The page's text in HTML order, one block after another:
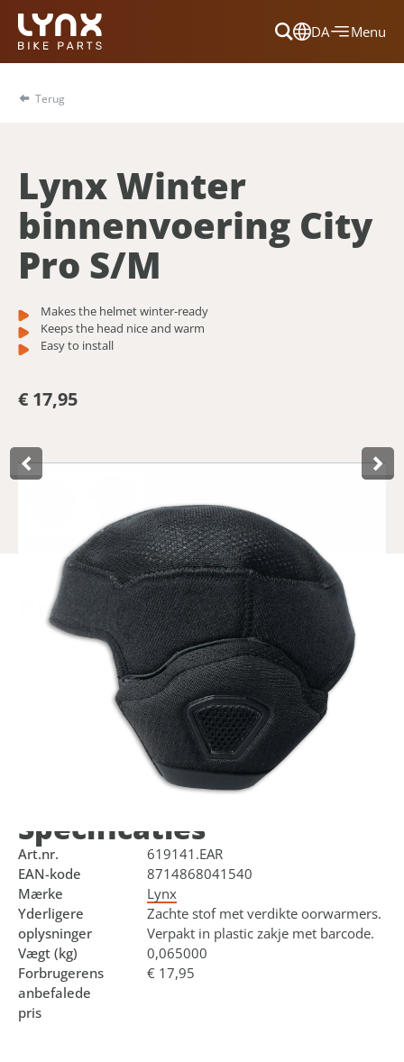
DA
Dansk
Nederlands
Menu
Terug
Lynx Winter
binnenvoering City
Pro S/M
Makes the helmet winter-ready
Keeps the head nice and warm
Easy to install
€ 17,95
Product­omschrijving
This inner liner in size S/M for Lynx's City Pro helmet
makes the helmet winter-ready. The soft fabric makes the
helmet completely windproof on the inside and the
thickened earmuffs protect the ears from cold
temperatures. Installation is easy with the included Velcro
adhesives and rubber strips on the end of the ear muffs.
the existing inner lining must be removed.
Specificaties
Art.nr.
619141.EAR
EAN-kode
8714868041540
Mærke
Lynx
Yderligere
oplysninger
Zachte stof met verdikte oorwarmers.
Verpakt in plastic zakje met barcode.
Vægt (kg)
0,065000
Forbrugerens
anbefalede
pris
€ 17,95